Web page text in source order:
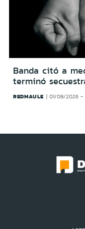
Banda citó a
terminó
REDMAULE 01/08/2026 -